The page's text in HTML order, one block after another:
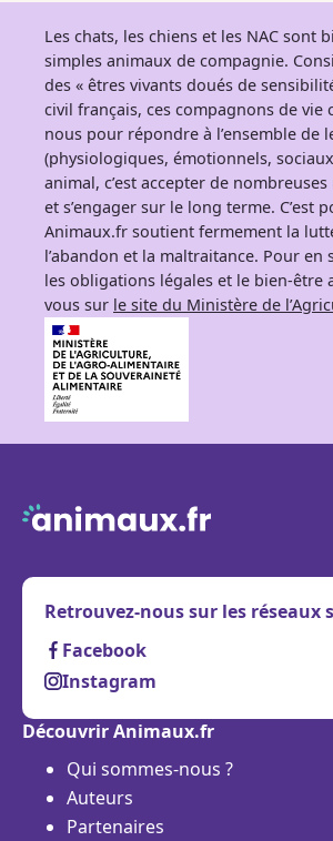
Les chats, les chiens et les NAC sont
simples animaux de compagnie.
des « êtres vivants doués de
civil français, ces compagnons de vie
nous pour répondre à l’ensemble de
(physiologiques, émotionnels,
animal, c’est accepter de
et s’engager sur le long terme. C’est
Animaux.fr soutient fermement la
l’abandon et la maltraitance. Pour en
les obligations légales et le bien-être
vous sur le site du Ministère de
Retrouvez-nous sur les réseaux
Facebook
Instagram
Découvrir Animaux.fr
Qui sommes-nous ?
Auteurs
Partenaires